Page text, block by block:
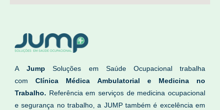
AJumpSoluções em Saúde Ocupacional trabalha
comClínica Médica Ambulatorial e Medicina no
Trabalho. Referência em serviços de medicina ocupacional
e segurança no trabalho, a JUMP também é excelência em